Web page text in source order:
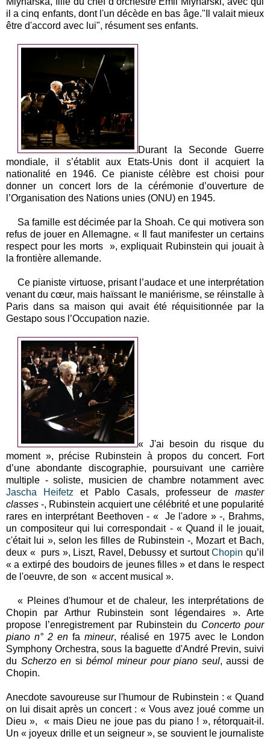
il a cinq enfants, dont l'un décède en bas âge."Il valait mieux
être d'accord avec lui", résument ses enfants.
Durant la Seconde Guerre
mondiale, il s’établit aux Etats-Unis dont il acquiert la
nationalité en 1946. Ce pianiste célèbre est choisi pour
donner un concert lors de la cérémonie d’ouverture de
l’Organisation des Nations unies (ONU) en 1945.
Sa famille est décimée par la Shoah. Ce qui motivera son
refus de jouer en Allemagne. « Il faut manifester un certains
respect pour les morts », expliquait Rubinstein qui jouait à
la frontière allemande.
Ce pianiste virtuose, prisant l’audace et une interprétation
venant du cœur, mais haïssant le maniérisme, se réinstalle à
Paris dans sa maison qui avait été réquisitionnée par la
Gestapo sous l’Occupation nazie.
« J'ai besoin du risque du
moment », précise Rubinstein à propos du concert. Fort
d’une abondante discographie, poursuivant une carrière
multiple - soliste, musicien de chambre notamment avec
Jascha Heifetz et Pablo Casals, professeur de master
classes -, Rubinstein acquiert une célébrité et une popularité
rares en interprétant Beethoven - « Je l'adore » -, Brahms,
un compositeur qui lui correspondait - « Quand il le jouait,
c'était lui », selon les filles de Rubinstein -, Mozart et Bach,
deux « purs », Liszt, Ravel, Debussy et surtoutChopinqu’il
« a extirpé des boudoirs de jeunes filles » et dans le respect
de l'oeuvre, de son « accent musical ».
« Pleines d'humour et de chaleur, les interprétations de
Chopin par Arthur Rubinstein sont légendaires ». Arte
propose l’enregistrement par Rubinstein du Concerto pour
piano n° 2 en fa mineur, réalisé en 1975 avec le London
Symphony Orchestra, sous la baguette d'André Previn, suivi
du Scherzo en sibémol mineur pour piano seul, aussi de
Chopin.
Anecdote savoureuse sur l'humour de Rubinstein : « Quand
on lui disait après un concert : « Vous avez joué comme un
Dieu », « mais Dieu ne joue pas du piano ! », rétorquait-il.
Un « joyeux drille et un seigneur », se souvient le journaliste